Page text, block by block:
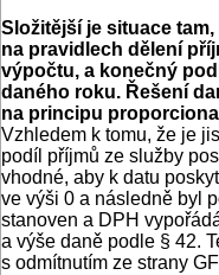
Složitější je situace
na pravidlech dělení
výpočtu, a konečný
daného roku. Řešení
na principu
Vzhledem k tomu, že je
podíl příjmů ze služby
vhodné, aby k datu
ve výši 0 a následně byl
stanoven a DPH
a výše daně podle § 42.
s odmítnutím ze strany